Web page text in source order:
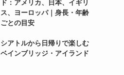
ド：アメリカ、日本、イギリ
ス、ヨーロッパ｜身長・年齢
ごとの目安
シアトルから日帰りで楽しむ
ベインブリッジ・アイランド